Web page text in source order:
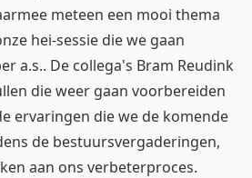
meteen een mooi thema
hei-sessie die we gaan
a.s.. De collega's Bram Reudink
die weer gaan voorbereiden
ervaringen die we de komende
de bestuursvergaderingen,
aan ons verbeterproces.